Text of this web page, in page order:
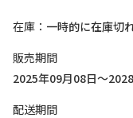
在庫
一時的に在庫切
販売期間
2025年09月08日～
配送期間